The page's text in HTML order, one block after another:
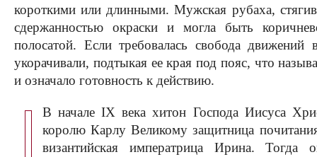
короткими или длинными. Мужская рубаха,
сдержанностью окраски и могла быть
полосатой. Если требовалась свобода
укорачивали, подтыкая ее края под пояс, что
и означало готовность к действию.
В начале ІХ века хитон Господа Иисуса
королю Карлу Великому защитница
византийская императрица Ирина.